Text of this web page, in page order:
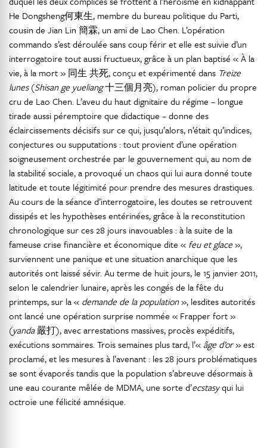
He Dongsheng何東生, membre du bureau politique du Parti,
cousin de Jian Lin 簡霖, un ami de Lao Chen. L’opération
commando s’est déroulée sans coup férir et elle est suivie d’un
interrogatoire tout aussi fructueux, grâce à un plan baptisé « À la
vie, à la mort » 同生 共死, conçu et expérimenté dans Treize
lunes(Shisan ge yueliang十三個月亮), roman policier du propre
cru de Lao Chen. L’aveu du haut dignitaire du régime – longue
tirade aussi péremptoire que didactique – donne des
éclaircissements décisifs sur ce qui, jusqu’alors, n’était qu’indices,
conjectures ou supputations : tout provient d’une opération
soigneusement orchestrée par le gouvernement qui, au nom de
la stabilité sociale, a provoqué un chaos qui lui aura donné toute
latitude et toute légitimité pour prendre des mesures drastiques.
Au cours de la séance d’interrogatoire, les doutes se retrouvent
dissipés et les hypothèses entérinées, grâce à la reconstitution
chronologique sur ces 28 jours inavouables : à la suite de la
fameuse crise financière et économique dite « feu et glace»,
surviennent une panique et une situation anarchique que les
autorités ont laissé sévir. Au terme de huit jours, le 15 janvier 2011,
selon le calendrier lunaire, après les congés de la fête du
printemps, sur la « demande de la population», lesdites autorités
ont lancé une opération surprise nommée « Frapper fort »
(yanda嚴打), avec arrestations massives, procès expéditifs,
exécutions sommaires. Trois semaines plus tard, l’« âge d’or» est
proclamé, et les mesures à l’avenant : les 28 jours problématiques
se sont évaporés tandis que la population s’abreuve désormais à
une eau courante mêlée de MDMA, une sorte d’ecstasyqui lui
octroie une félicité amnésique.